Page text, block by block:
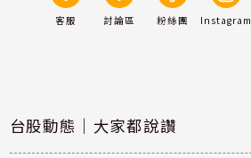
客服 討論區 粉絲團 Instagram
台股動態｜大家都說讚